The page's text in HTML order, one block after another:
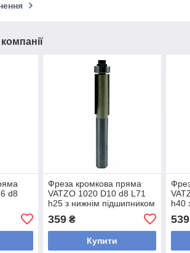
d8
Фреза кромкова пряма
VATZO 1020 D10 d8 L71
h25 з нижнім підшипником
359₴
Купити
h40
539